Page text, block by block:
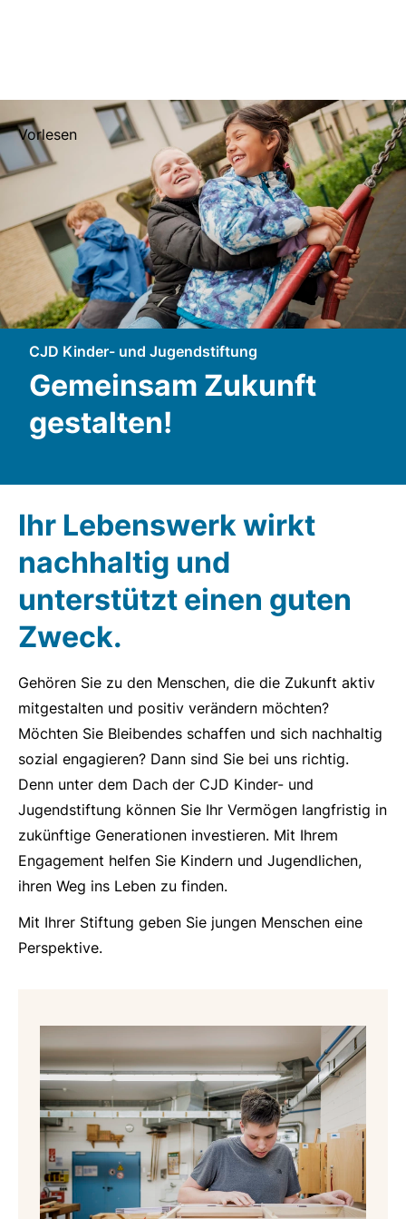
Vorlesen
CJD Kinder- und Jugendstiftung
Gemeinsam Zukunft
gestalten!
Ihr Lebenswerkwirkt
nachhaltig und
unterstützt einen guten
Zweck.
Gehören Sie zu den Menschen, die die Zukunft aktiv
mitgestalten und positiv verändern möchten?
Möchten Sie Bleibendes schaffen und sich nachhaltig
sozial engagieren? Dann sind Sie bei uns richtig.
Denn unter dem Dach der CJD Kinder- und
Jugendstiftung können Sie Ihr Vermögen langfristig in
zukünftige Generationen investieren. Mit Ihrem
Engagement helfen Sie Kindern und Jugendlichen,
ihren Weg ins Leben zu finden.
Mit Ihrer Stiftung geben Sie jungen Menschen eine
Perspektive.